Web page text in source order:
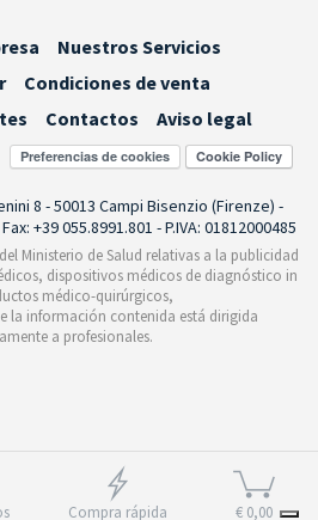
Compra rápida € 0,00
Nuestros Servicios
Condiciones de venta
Contactos
Aviso legal
Preferencias de cookies
8 - 50013 Campi Bisenzio (Firenze) -
+39 055.8991.801 - P.IVA: 01812000485
Ministerio de Salud relativas a la publicidad
dispositivos médicos de diagnóstico in
médico-quirúrgicos,
la información contenida está dirigida
a profesionales.
de la recogida